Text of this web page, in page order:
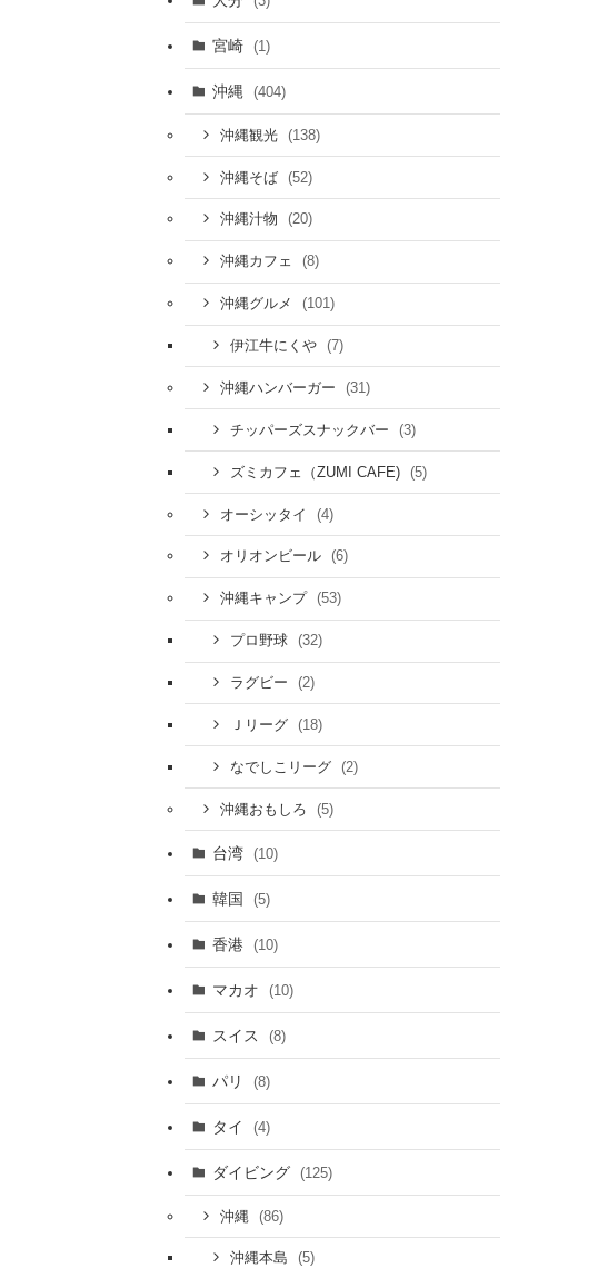
宮崎 (1)
沖縄 (404)
沖縄観光 (138)
沖縄そば (52)
沖縄汁物 (20)
沖縄カフェ (8)
沖縄グルメ (101)
伊江牛にくや (7)
沖縄ハンバーガー (31)
チッパーズスナックバー (3)
ズミカフェ（ZUMI CAFE) (5)
オーシッタイ (4)
オリオンビール (6)
沖縄キャンプ (53)
プロ野球 (32)
ラグビー (2)
Ｊリーグ (18)
なでしこリーグ (2)
沖縄おもしろ (5)
台湾 (10)
韓国 (5)
香港 (10)
マカオ (10)
スイス (8)
パリ (8)
タイ (4)
ダイビング (125)
沖縄 (86)
沖縄本島 (5)